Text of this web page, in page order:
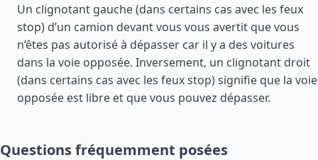
Un clignotant gauche (dans certains cas avec les feux
stop) d’un camion devant vous vous avertit que vous
n’êtes pas autorisé à dépasser car il y a des voitures
dans la voie opposée. Inversement, un clignotant droit
(dans certains cas avec les feux stop) signifie que la voie
opposée est libre et que vous pouvez dépasser.
Questions fréquemment posées